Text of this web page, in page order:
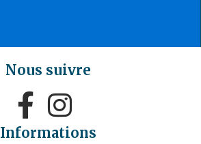
Nous suivre
 
Informations